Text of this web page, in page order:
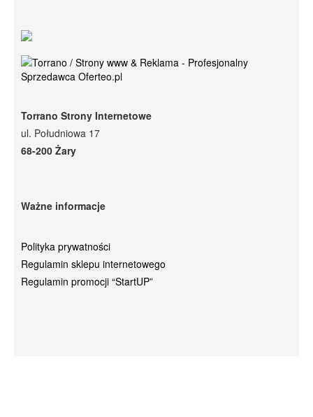
Torrano Strony Internetowe
ul. Południowa 17
68-200 Żary
Ważne informacje
Polityka prywatności
Regulamin sklepu internetowego
Regulamin promocji “StartUP”